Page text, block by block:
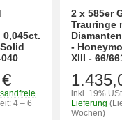
0,045ct.
4 – 6
2 x 585er
Trauringe
-
XIII - 66/
inkl. 19%
Lieferung
Wochen)